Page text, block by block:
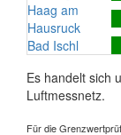
Haag am
Hausruck
Bad Ischl
Es handelt sich
Luftmessnetz.
Für die